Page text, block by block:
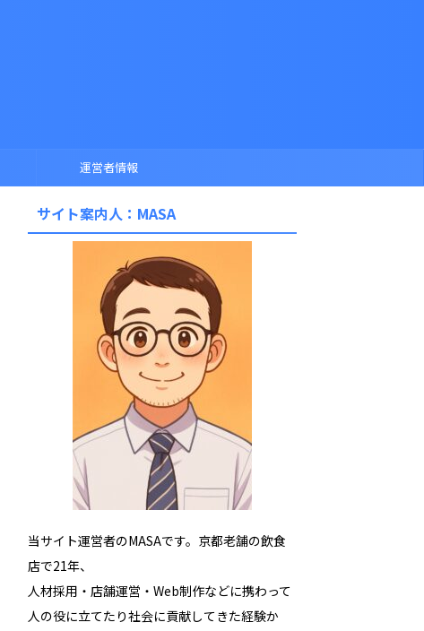
運営者情報
サイト案内人：MASA
当サイト運営者のMASAです。京都老舗の飲食
店で21年、
人材採用・店舗運営・Web制作などに携わって
人の役に立てたり社会に貢献してきた経験か